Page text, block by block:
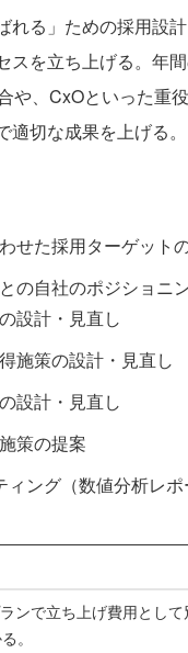
れる」ための採用設
スを立ち上げる。年
や、CxOといった重
切な成果を上げる。
せた採用ターゲット
の自社のポジショニ
設計・見直し
施策の設計・見直し
設計・見直し
策の提案
ング（数値分析レポ
ンで立ち上げ費用とし
。